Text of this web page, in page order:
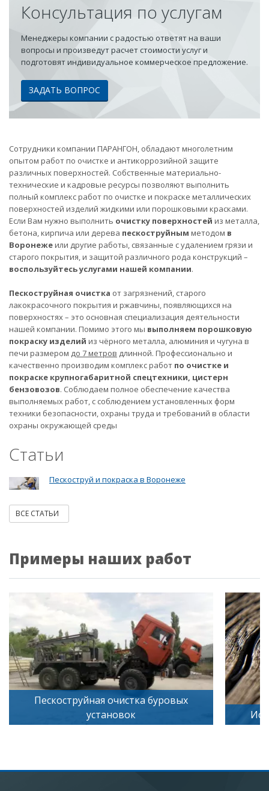
Консультация по услугам
Менеджеры компании с радостью ответят на ваши
вопросы и произведут расчет стоимости услуг и
подготовят индивидуальное коммерческое предложение.
ЗАДАТЬ ВОПРОС
Сотрудники компании ПАРАНГОН, обладают многолетним
опытом работ по очистке и антикоррозийной защите
различных поверхностей. Собственные материально-
технические и кадровые ресурсы позволяют выполнить
полный комплекс работ по очистке и покраске металлических
поверхностей изделий жидкими или порошковыми красками.
Если Вам нужно выполнить очистку поверхностей из металла,
бетона, кирпича или дерева пескоструйным методом в
Воронежеили другие работы, связанные с удалением грязи и
старого покрытия, и защитой различного рода конструкций –
воспользуйтесь услугами нашей компании.
Пескоструйная очистка от загрязнений, старого
лакокрасочного покрытия и ржавчины, появляющихся на
поверхностях – это основная специализация деятельности
нашей компании. Помимо этого мы выполняем порошковую
покраску изделий из чёрного металла, алюминия и чугуна в
печи размером до 7 метров длинной. Профессионально и
качественно производим комплекс работ по очистке и
покраске крупногабаритной спецтехники, цистерн
бензовозов. Соблюдаем полное обеспечение качества
выполняемых работ, с соблюдением установленных форм
техники безопасности, охраны труда и требований в области
охраны окружающей среды
Статьи
Пескоструй и покраска в Воронеже
ВСЕ СТАТЬИ
Примеры наших работ
Пескоструйная очистка буровых
установок